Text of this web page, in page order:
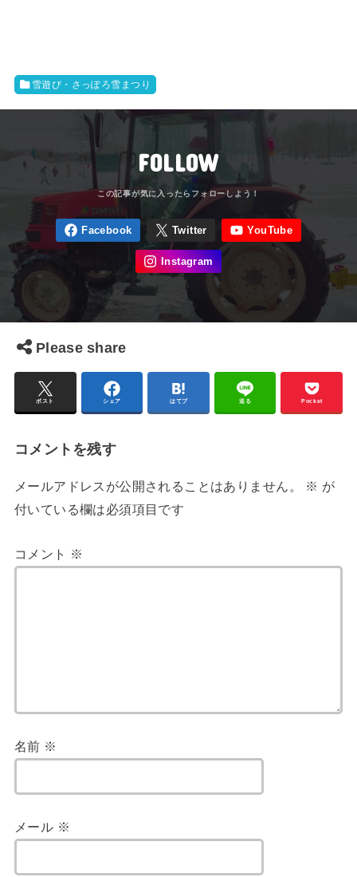
雪遊び・さっぽろ雪まつり
FOLLOW
Please share
ポスト シェア はてブ 送る Pocket
コメントを残す
メールアドレスが公開されることはありません。 ※ が
付いている欄は必須項目です
コメント ※
名前 ※
メール ※